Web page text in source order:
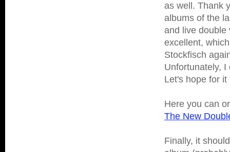
as well. Thank
albums of the
and live double
excellent,
Stockfisch
Unfortunately,
Let's hope for it
Here you can
The New
Finally, it